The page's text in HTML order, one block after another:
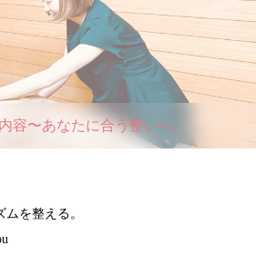
容〜あなたに合う整いへ。
を整える。